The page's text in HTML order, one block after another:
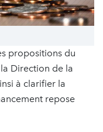
propositions du
Direction de la
à clarifier la
repose